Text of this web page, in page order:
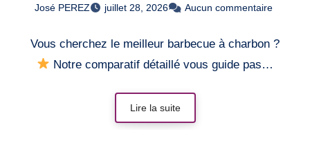
José PEREZ juillet 28, 2026 Aucun commentaire
Notre comparatif détaillé vous guide pas…
Lire la suite